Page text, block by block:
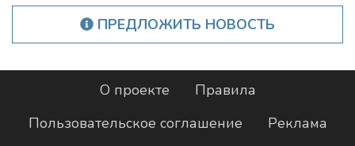
ПРЕДЛОЖИТЬ НОВОСТЬ
О проекте
Правила
Пользовательское соглашение
Реклама